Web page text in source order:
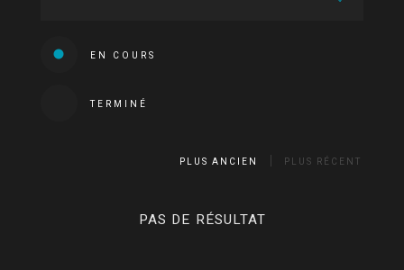
EN COURS
TERMINÉ
PLUS ANCIEN PLUS RÉCENT
PAS DE RÉSULTAT